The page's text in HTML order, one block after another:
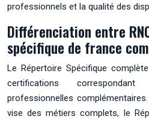
professionnels et la qualité des
Différenciation entre
spécifique de france
Le Répertoire Spécifique
certifications
professionnelles
vise des métiers complets, le